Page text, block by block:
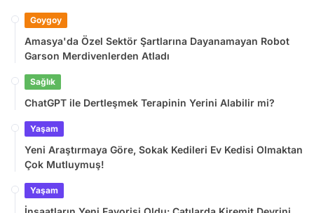
Goygoy
Amasya'da Özel Sektör Şartlarına Dayanamayan Robot
Garson Merdivenlerden Atladı
Sağlık
ChatGPT ile Dertleşmek Terapinin Yerini Alabilir mi?
Yaşam
Yeni Araştırmaya Göre, Sokak Kedileri Ev Kedisi Olmaktan
Çok Mutluymuş!
Yaşam